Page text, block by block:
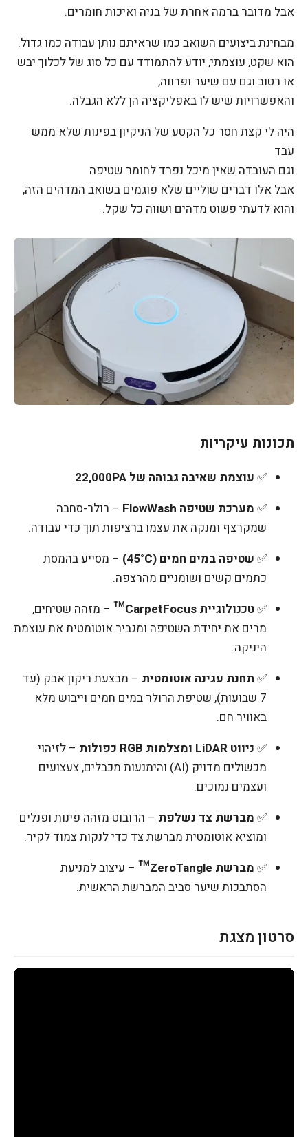
אבל מדובר ברמה אחרת של בניה ואיכות חומרים.
מבחינת ביצועים השואב כמו שראיתם נותן עבודה כמו גדול.
הוא שקט, עוצמתי, יודע להתמודד עם כל סוג של לכלוך יבש
או רטוב וגם עם שיער ופרווה,
והאפשרויות שיש לו באפליקציה הן ללא הגבלה.
היה לי קצת חסר כל הקטע של הניקיון בפינות שלא ממש
עבד
וגם העובדה שאין מיכל נפרד לחומר שטיפה
אבל אלו דברים שוליים שלא פוגמים בשואב המדהים הזה,
והוא לדעתי פשוט מדהים ושווה כל שקל.
תכונות עיקריות
✅ עוצמת שאיבה גבוהה של 22,000PA
✅ מערכת שטיפה FlowWash
– רולר-סחבה
שמקרצף ומנקה את עצמו ברציפות תוך כדי עבודה.
✅ שטיפה במים חמים (45°C)
– מסייע בהמסת
כתמים קשים ושומניים מהרצפה.
✅טכנולוגיית CarpetFocus™
– מזהה שטיחים,
מרים את יחידת השטיפה ומגביר אוטומטית את עוצמת
היניקה.
✅ תחנת עגינה אוטומטית – מבצעת ריקון אבק (עד
7 שבועות), שטיפת הרולר במים חמים וייבוש מלא
באוויר חם.
✅ ניווט LiDAR ומצלמות RGB כפולות
– לזיהוי
מכשולים מדויק (AI) והימנעות מכבלים, צעצועים
ועצמים נמוכים.
✅ מברשת צד נשלפת – הרובוט מזהה פינות ופנלים
ומוציא אוטומטית מברשת צד כדי לנקות צמוד לקיר.
✅ מברשת ZeroTangle™
– עיצוב למניעת
הסתבכות שיער סביב המברשת הראשית.
סרטון מצגת